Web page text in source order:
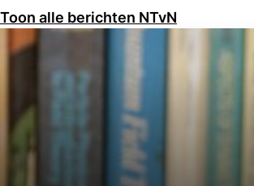
Toon alle berichten NTvN